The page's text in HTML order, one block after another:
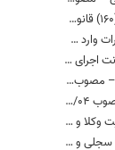
قانون نحوه اجرای قسمتی از اصل یکصد و شصتم (160) قانون اساسی – مصوب 1394/02/22
آیین‌نامه اجرایی ماده (30) قانون بیمه اجباری خسارات وارد شده به شخص ثالث در اثر حوادث ناشی از وسایل نقلیه – مصوب 1396/05/16
آیین‌نامه اجرایی شیوه استقرار و اجرای وظایف معاونت اجرای احکام کیفری یا واحدی از آن در زندان‌ها و موسسات کیفری – مصوب 1395/12/24
آیین‌نامه اجرایی شیوه نگهداری اموال توقیف شده – مصوب 1394/10/26
قانون نحوه فعالیت احزاب و گروههای سیاسی – مصوب 1394/11/04
آیین‌نامه اجرایی ماده 8 قانون تشکیل صندوق حمایت وکلا و کارگشایان دادگستری – مصوب 1377/12/26
قانون تخلفات، جرائم و مجازات‌های مربوط به اسناد سجلی و شناسنامه – مصوب 1370/05/10